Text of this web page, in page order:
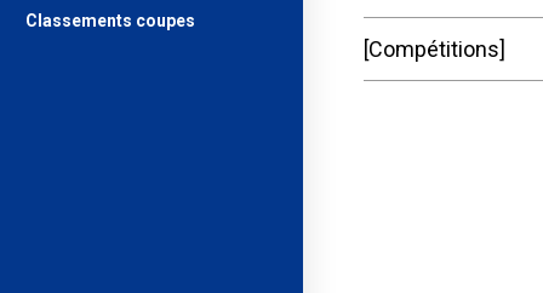
Compétitions
Classements coupes